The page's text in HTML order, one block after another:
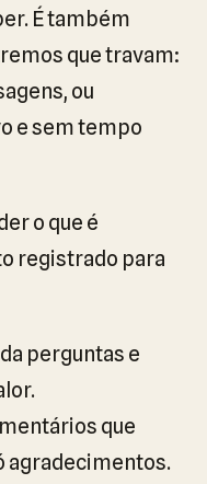
É também
que travam:
ou
e sem tempo
o que é
registrado para
perguntas e
que
agradecimentos.